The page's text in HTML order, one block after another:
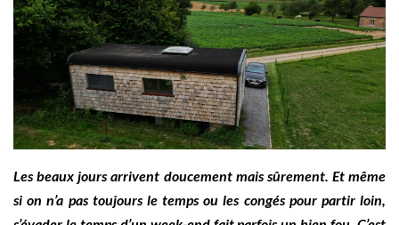
Les beaux jours arrivent doucement mais sûrement. Et même
si on n’a pas toujours le temps ou les congés pour partir loin,